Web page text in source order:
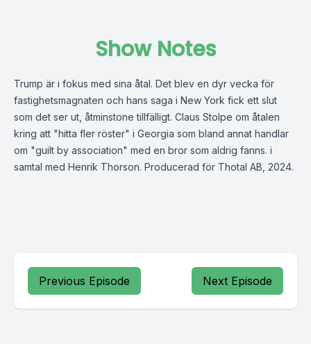
Show Notes
Trump är i fokus med sina åtal. Det blev en dyr vecka för
fastighetsmagnaten och hans saga i New York fick ett slut
som det ser ut, åtminstone tillfälligt. Claus Stolpe om åtalen
kring att "hitta fler röster" i Georgia som bland annat handlar
om "guilt by association" med en bror som aldrig fanns. i
samtal med Henrik Thorson. Producerad för Thotal AB, 2024.
Previous Episode Next Episode